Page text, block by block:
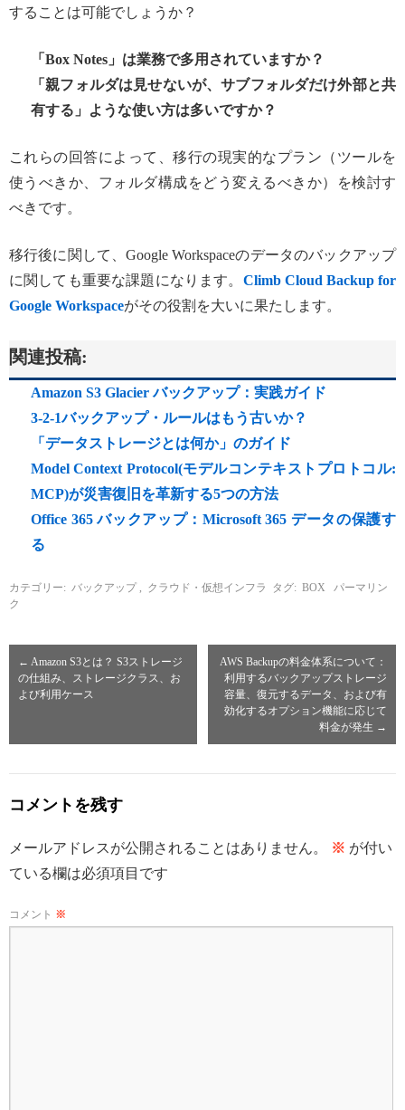
することは可能でしょうか？
「Box Notes」は業務で多用されていますか？
「親フォルダは見せないが、サブフォルダだけ外部と共
有する」ような使い方は多いですか？
これらの回答によって、移行の現実的なプラン（ツールを
使うべきか、フォルダ構成をどう変えるべきか）を検討す
べきです。
移行後に関して、Google Workspaceのデータのバックアップ
に関しても重要な課題になります。 Climb Cloud Backup for
Google Workspaceがその役割を大いに果たします。
関連投稿:
Amazon S3 Glacier バックアップ：実践ガイド
3-2-1バックアップ・ルールはもう古いか？
「データストレージとは何か」のガイド
Model Context Protocol(モデルコンテキストプロトコル:
MCP)が災害復旧を革新する5つの方法
Office 365 バックアップ：Microsoft 365 データの保護す
る
カテゴリー: バックアップ , クラウド・仮想インフラ タグ: BOX
パーマリン
ク
← Amazon S3とは？ S3ストレージ
の仕組み、ストレージクラス、お
よび利用ケース
AWS Backupの料金体系について：
利用するバックアップストレージ
容量、復元するデータ、および有
効化するオプション機能に応じて
料金が発生 →
コメントを残す
メールアドレスが公開されることはありません。 ※ が付い
ている欄は必須項目です
コメント ※